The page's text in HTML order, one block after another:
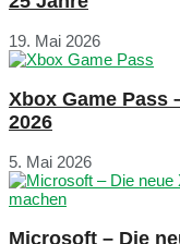
19. Mai 2026
Xbox Game Pass
2026
5. Mai 2026
Microsoft – Die